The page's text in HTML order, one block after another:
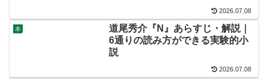
2026.07.08
本
道尾秀介『N』あらすじ・解説｜
6通りの読み方ができる実験的小
説
2026.07.08